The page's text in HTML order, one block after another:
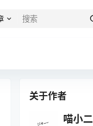
关于作者
喵小二